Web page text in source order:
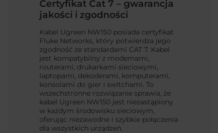
Certyfikat Cat 7 – gwarancja
jakości i zgodności
Kabel Ugreen NW150 posiada certyfikat
Fluke Networks, który potwierdza jego
zgodność ze standardami CAT 7. Kabel
jest kompatybilny z modemami,
routerami, drukarkami sieciowymi,
laptopami, dekoderami, komputerami,
konsolami do gier i switchami. To
wszechstronne rozwiązanie sprawia, że
kabel Ugreen NW150 jest niezastąpiony
w każdym środowisku sieciowym,
oferując niezawodne i szybkie połączenia
dla wszystkich urządzeń.